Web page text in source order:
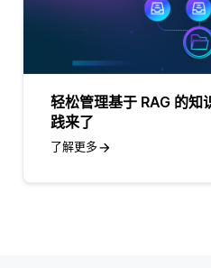
轻松管理基于 RAG 的知
践来了
了解更多